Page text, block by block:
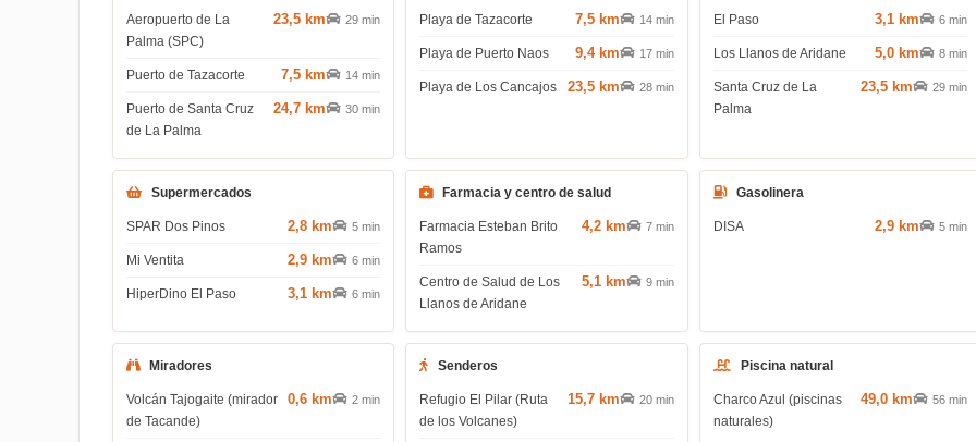
Aeropuerto de La
Palma (SPC)
23,5 km 29 min
Puerto de Tazacorte 7,5 km 14 min
Puerto de Santa Cruz
de La Palma
24,7 km 30 min
Playa de Tazacorte 7,5 km 14 min
Playa de Puerto Naos 9,4 km 17 min
Playa de Los Cancajos 23,5 km 28 min
El Paso 3,1 km 6 min
Los Llanos de Aridane 5,0 km 8 min
Santa Cruz de La
Palma
23,5 km 29 min
Supermercados
SPAR Dos Pinos 2,8 km 5 min
Mi Ventita 2,9 km 6 min
HiperDino El Paso 3,1 km 6 min
Farmacia y centro de salud
Farmacia Esteban Brito
Ramos
4,2 km 7 min
Centro de Salud de Los
Llanos de Aridane
5,1 km 9 min
Gasolinera
DISA 2,9 km 5 min
Miradores
Volcán Tajogaite (mirador
de Tacande)
0,6 km 2 min
Senderos
Refugio El Pilar (Ruta
de los Volcanes)
15,7 km 20 min
Piscina natural
Charco Azul (piscinas
naturales)
49,0 km 56 min